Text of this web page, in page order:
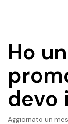
Ho
devo
Aggiornato un